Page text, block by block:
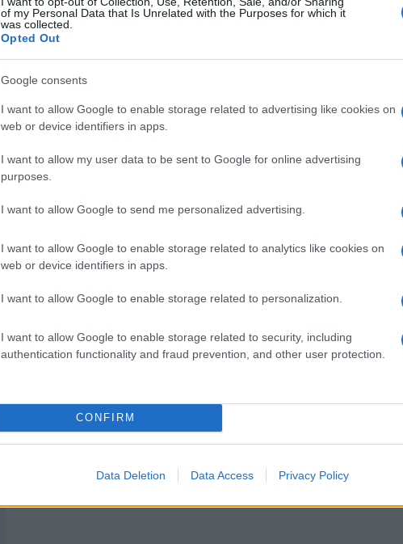
of my Personal Data that Is Unrelated with the Purposes for which it
was collected.
Opted Out
Google consents
I want to allow Google to enable storage related to advertising like cookies on
web or device identifiers in apps.
I want to allow my user data to be sent to Google for online advertising
purposes.
I want to allow Google to send me personalized advertising.
I want to allow Google to enable storage related to analytics like cookies on
web or device identifiers in apps.
I want to allow Google to enable storage related to personalization.
I want to allow Google to enable storage related to security, including
authentication functionality and fraud prevention, and other user protection.
CONFIRM
Data Deletion Data Access Privacy Policy